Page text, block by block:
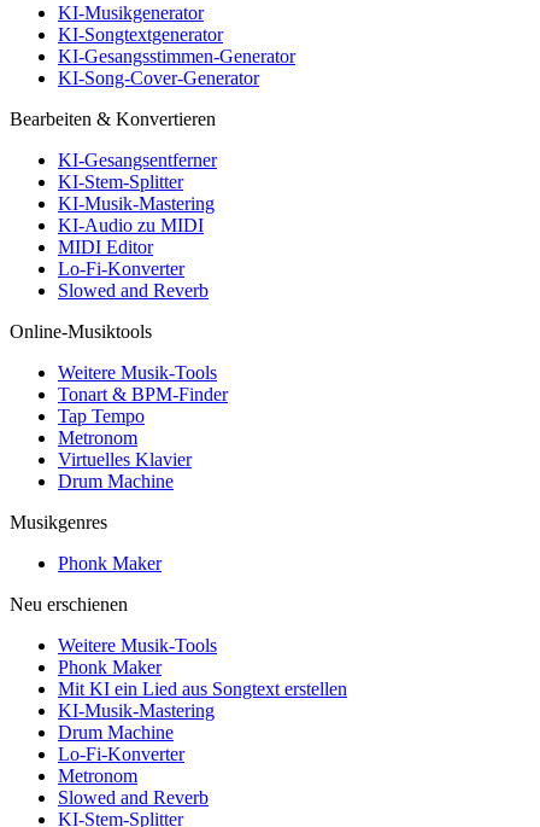
KI-Musikgenerator
KI-Songtextgenerator
KI-Gesangsstimmen-Generator
KI-Song-Cover-Generator
Bearbeiten & Konvertieren
KI-Gesangsentferner
KI-Stem-Splitter
KI-Musik-Mastering
KI-Audio zu MIDI
MIDI Editor
Lo-Fi-Konverter
Slowed and Reverb
Online-Musiktools
Weitere Musik-Tools
Tonart & BPM-Finder
Tap Tempo
Metronom
Virtuelles Klavier
Drum Machine
Musikgenres
Phonk Maker
Neu erschienen
Weitere Musik-Tools
Phonk Maker
Mit KI ein Lied aus Songtext erstellen
KI-Musik-Mastering
Drum Machine
Lo-Fi-Konverter
Metronom
Slowed and Reverb
KI-Stem-Splitter